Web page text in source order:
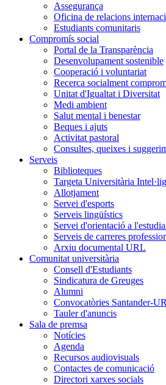
Assegurança
Oficina de relacions
Estudiants comunitaris
Compromís social
Portal de la Transparència
Desenvolupament sostenible
Cooperació i voluntariat
Recerca socialment
Unitat d'Igualtat i Diversitat
Medi ambient
Salut mental i benestar
Beques i ajuts
Activitat pastoral
Consultes, queixes i
Serveis
Biblioteques
Targeta Universitària
Allotjament
Servei d'esports
Serveis lingüístics
Servei d'orientació a
Serveis de carreres
Arxiu documental URL
Comunitat universitària
Consell d'Estudiants
Sindicatura de Greuges
Alumni
Convocatòries Santander-
Tauler d'anuncis
Sala de premsa
Notícies
Agenda
Recursos audiovisuals
Contactes de comunicació
Directori xarxes socials